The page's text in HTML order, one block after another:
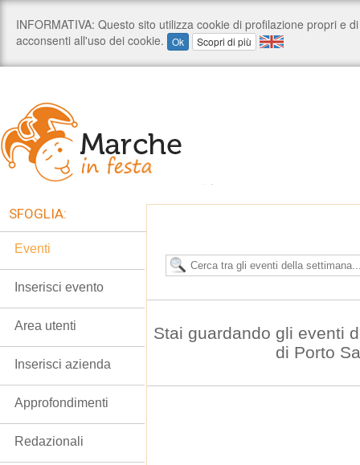
Stai guardando gli eventi
di Porto
SFOGLIA:
Eventi
Inserisci evento
Area utenti
Inserisci azienda
Approfondimenti
Redazionali